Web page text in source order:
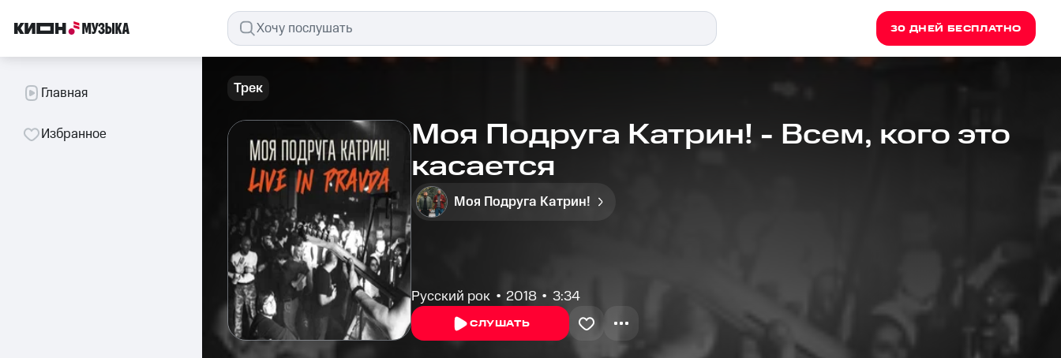
30 ДНЕЙ БЕСПЛАТНО
Главная
Избранное
Трек
Моя Подруга Катрин! - Всем, кого это
касается
Моя Подруга Катрин!
Русский рок 2018 3:34
СЛУШАТЬ